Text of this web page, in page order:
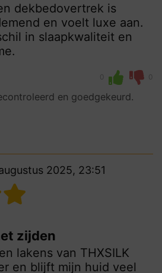
dekbedovertrek is
en voelt luxe aan.
in slaapkwaliteit en
0 0
en goedgekeurd.
2025, 23:51
zijden
lakens van THXSILK
en blijft mijn huid veel